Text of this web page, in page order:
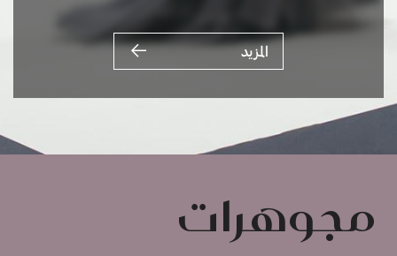
المزيد
مجوهرات